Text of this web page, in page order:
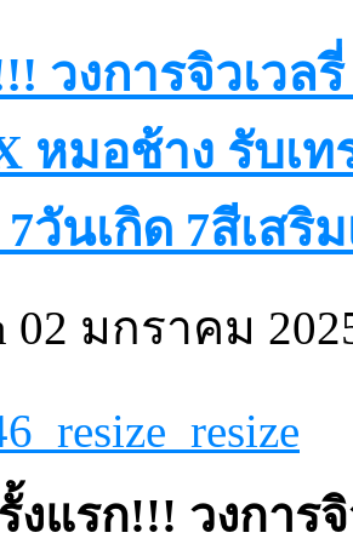
วงการจิวเว
หมอช้าง รับเ
วันเกิด 7สีเสริม
02 มกราคม
รก!!! วงการ